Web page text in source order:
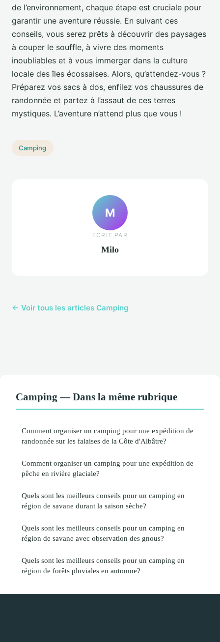
de l’environnement, chaque étape est cruciale pour
garantir une aventure réussie. En suivant ces
conseils, vous serez prêts à découvrir des paysages
à couper le souffle, à vivre des moments
inoubliables et à vous immerger dans la culture
locale des îles écossaises. Alors, qu’attendez-vous ?
Préparez vos sacs à dos, enfilez vos chaussures de
randonnée et partez à l’assaut de ces terres
mystiques. L’aventure n’attend plus que vous !
Camping
M
ECRIT PAR
Milo
← Voir tous les articles Camping
Camping — Dans la même rubrique
Comment organiser un camping pour une expédition de
randonnée sur les falaises de la Côte d'Albâtre?
Comment organiser un camping pour une expédition de
pêche en rivière glaciale?
Quels sont les meilleurs conseils pour un camping en
région de savane durant la saison sèche?
Quels sont les meilleurs conseils pour un camping en
région de savane avec observation des gnous?
Quels sont les meilleurs conseils pour un camping en
région de forêts pluviales en automne?